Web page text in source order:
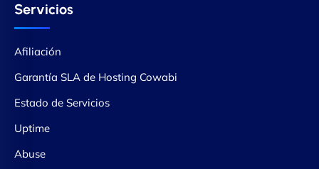
Servicios
Afiliación
Garantía SLA de Hosting Cowabi
Estado de Servicios
Uptime
Abuse